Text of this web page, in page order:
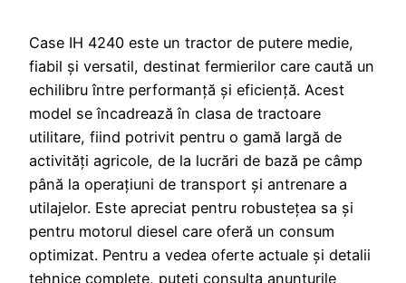
Case IH 4240 este un tractor de putere medie,
fiabil și versatil, destinat fermierilor care caută un
echilibru între performanță și eficiență. Acest
model se încadrează în clasa de tractoare
utilitare, fiind potrivit pentru o gamă largă de
activități agricole, de la lucrări de bază pe câmp
până la operațiuni de transport și antrenare a
utilajelor. Este apreciat pentru robustețea sa și
pentru motorul diesel care oferă un consum
optimizat. Pentru a vedea oferte actuale și detalii
tehnice complete, puteți consulta anunțurile